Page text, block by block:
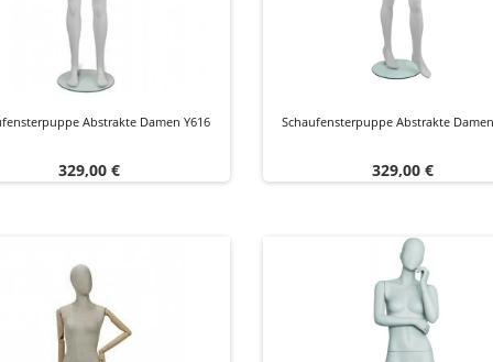
Abstrakte Damen Y616
Preis
329,00 €
Schaufensterpuppe Abstrakte
Preis
329,00 €